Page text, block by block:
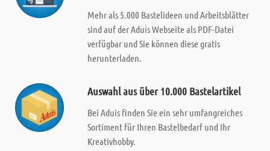
Mehr als 5.000 Bastelideen und Arbeitsblätter
sind auf der Aduis Webseite als PDF-Datei
verfügbar und Sie können diese gratis
herunterladen.
Auswahl aus über 10.000 Bastelartikel
Bei Aduis finden Sie ein sehr umfangreiches
Sortiment für Ihren Bastelbedarf und Ihr
Kreativhobby.